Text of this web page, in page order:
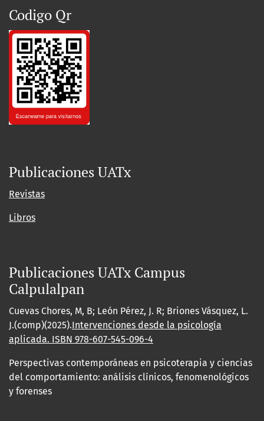
Codigo Qr
Publicaciones UATx
Revistas
Libros
Publicaciones UATx Campus
Calpulalpan
Cuevas Chores, M, B; León Pérez, J. R; Briones Vásquez, L.
J.(comp)(2025).Intervenciones desde la psicología
aplicada. ISBN 978-607-545-096-4
Perspectivas contemporáneas en psicoterapia y ciencias
del comportamiento: análisis clínicos, fenomenológicos
y forenses